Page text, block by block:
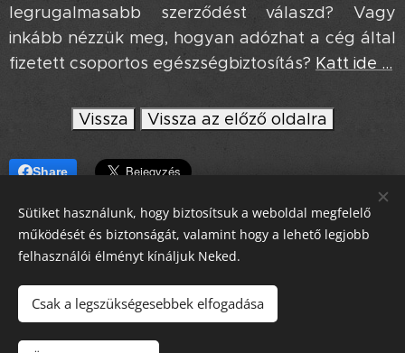
legrugalmasabb szerződést válaszd? Vagy
inkább nézzük meg, hogyan adózhat a cég által
fizetett csoportos egészségbiztosítás? Katt ide ...
Vissza Vissza az előző oldalra
Share
chat
Sütiket használunk, hogy biztosítsuk a weboldal megfelelő
működését és biztonságát, valamint hogy a lehető legjobb
felhasználói élményt kínáljuk Neked.
Csak a legszükségesebbek elfogadása